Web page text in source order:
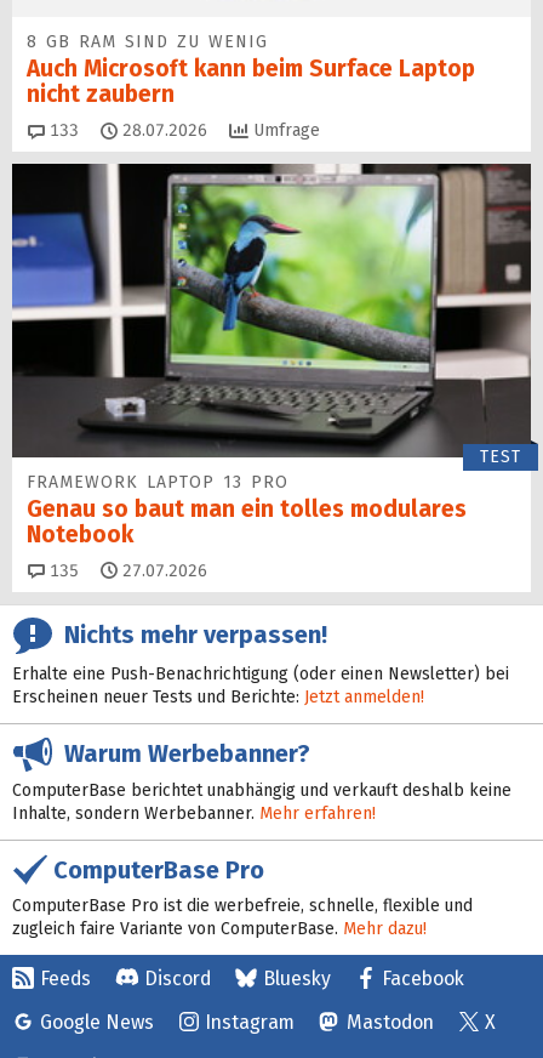
8 GB RAM SIND ZU WENIG
Auch Microsoft kann beim Surface Laptop
nicht zaubern
133 Kommentare
28.07.2026 Umfrage
TEST
FRAMEWORK LAPTOP 13 PRO
Genau so baut man ein tolles modulares
Notebook
135 Kommentare
27.07.2026
Nichts mehr verpassen!
Erhalte eine Push-Benachrichtigung (oder einen Newsletter) bei
Erscheinen neuer Tests und Berichte: Jetzt anmelden!
Warum Werbebanner?
ComputerBase berichtet unabhängig und verkauft deshalb keine
Inhalte, sondern Werbebanner. Mehr erfahren!
ComputerBase Pro
ComputerBase Pro ist die werbefreie, schnelle, flexible und
zugleich faire Variante von ComputerBase. Mehr dazu!
Feeds Discord Bluesky
Facebook
Google News
Instagram Mastodon
X